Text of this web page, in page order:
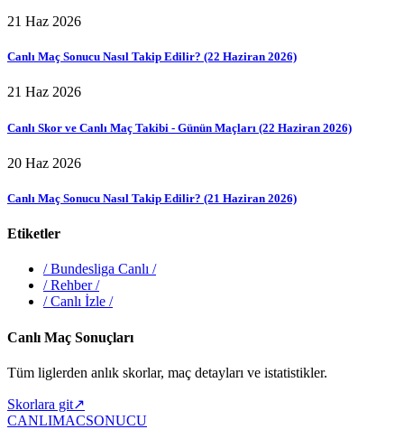
21 Haz 2026
Canlı Maç Sonucu Nasıl Takip Edilir? (22 Haziran 2026)
21 Haz 2026
Canlı Skor ve Canlı Maç Takibi - Günün Maçları (22 Haziran 2026)
20 Haz 2026
Canlı Maç Sonucu Nasıl Takip Edilir? (21 Haziran 2026)
Etiketler
/Bundesliga Canlı /
/Rehber/
/Canlı İzle /
Canlı Maç Sonuçları
Tüm liglerden anlık skorlar, maç detayları ve istatistikler.
Skorlara git↗
CANLIMACSONUCU